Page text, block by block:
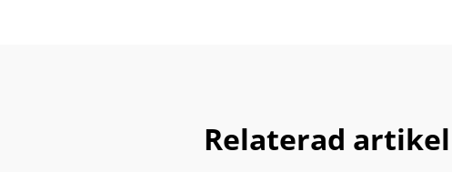
Relaterad artikel